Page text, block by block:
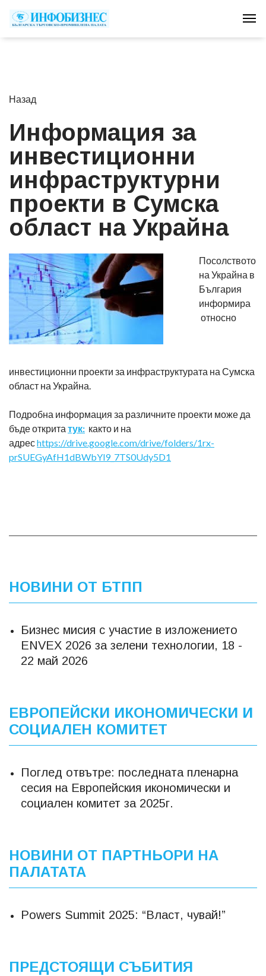
Назад
Информация за
инвестиционни
инфраструктурни
проекти в Сумска
област на Украйна
Посолството
на Украйна в
България
информира
относно
инвестиционни проекти за инфраструктурата на Сумска
област на Украйна.
Подробна информация за различните проекти може да
бъде открита тук: както и на
адресhttps://drive.google.com/drive/folders/1rx-
prSUEGyAfH1dBWbYl9_7TS0Udy5D1
НОВИНИ ОТ БТПП
Бизнес мисия с участие в изложението
ENVEX 2026 за зелени технологии, 18 -
22 май 2026
ЕВРОПЕЙСКИ ИКОНОМИЧЕСКИ И
СОЦИАЛЕН КОМИТЕТ
Поглед отвътре: последната пленарна
сесия на Европейския икономически и
социален комитет за 2025г.
НОВИНИ ОТ ПАРТНЬОРИ НА
ПАЛАТАТА
Powers Summit 2025: “Власт, чувай!”
ПРЕДСТОЯЩИ СЪБИТИЯ